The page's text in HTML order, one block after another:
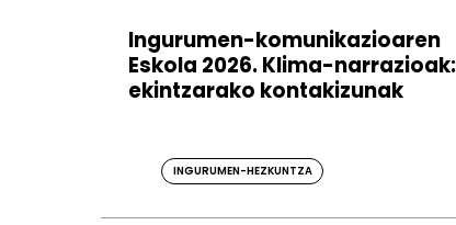
Ingurumen-komunikazioaren
Eskola 2026. Klima-narrazioak:
ekintzarako kontakizunak
INGURUMEN-HEZKUNTZA